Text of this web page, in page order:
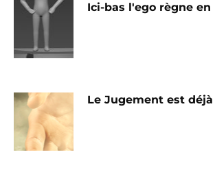
Ici-bas l'ego règne
Le Jugement est déjà